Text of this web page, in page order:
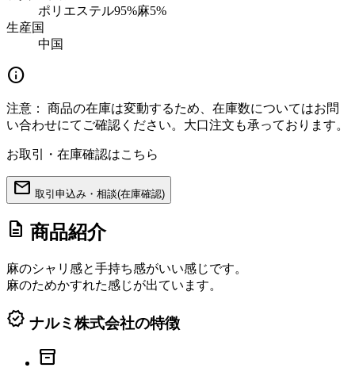
ポリエステル95%麻5%
生産国
中国
info
注意：
商品の在庫は変動するため、在庫数についてはお問
い合わせにてご確認ください。大口注文も承っております。
お取引・在庫確認はこちら
mail 取引申込み・相談(在庫確認)
description 商品紹介
麻のシャリ感と手持ち感がいい感じです。
麻のためかすれた感じが出ています。
verified ナルミ株式会社の特徴
inventory_2